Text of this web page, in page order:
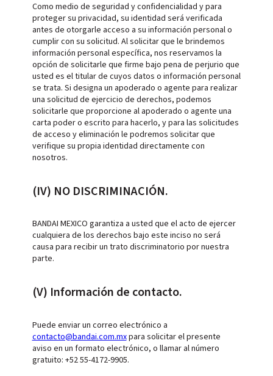
Como medio de seguridad y confidencialidad y para
proteger su privacidad, su identidad será verificada
antes de otorgarle acceso a su información personal o
cumplir con su solicitud. Al solicitar que le brindemos
información personal específica, nos reservamos la
opción de solicitarle que firme bajo pena de perjurio que
usted es el titular de cuyos datos o información personal
se trata. Si designa un apoderado o agente para realizar
una solicitud de ejercicio de derechos, podemos
solicitarle que proporcione al apoderado o agente una
carta poder o escrito para hacerlo, y para las solicitudes
de acceso y eliminación le podremos solicitar que
verifique su propia identidad directamente con
nosotros.
(IV) NO DISCRIMINACIÓN.
BANDAI MEXICO garantiza a usted que el acto de ejercer
cualquiera de los derechos bajo este inciso no será
causa para recibir un trato discriminatorio por nuestra
parte.
(V) Información de contacto.
Puede enviar un correo electrónico a
contacto@bandai.com.mxpara solicitar el presente
aviso en un formato electrónico, o llamar al número
gratuito: +52 55-4172-9905.